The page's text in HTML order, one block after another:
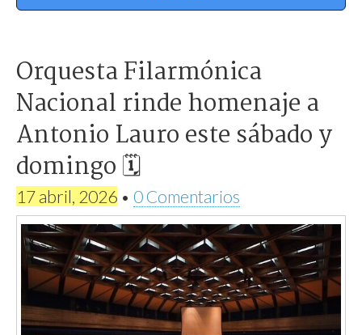
Orquesta Filarmónica
Nacional rinde homenaje a
Antonio Lauro este sábado y
domingo 🗓
17 abril, 2026 • 0 Comentarios